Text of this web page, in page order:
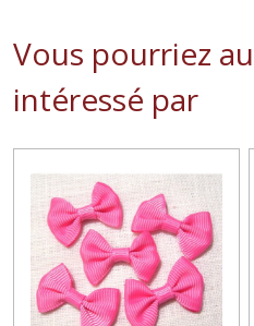
Vous pourriez
intéressé par